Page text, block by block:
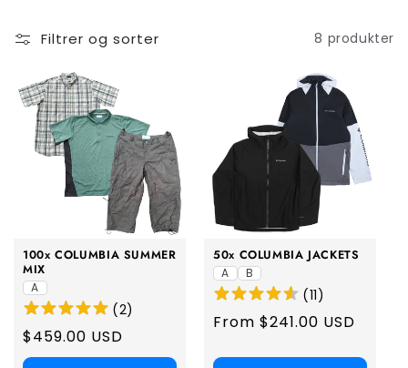
l
e
o
n
Filtrer og sorter 8 produkter
100x COLUMBIA SUMMER
MIX
A
(2)
Regular
price
$459.00 USD
50x COLUMBIA JACKETS
A B
(11)
Regular
From $241.00 USD